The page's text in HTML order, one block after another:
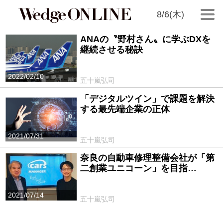
8/6(木)
2022/02/10
ANAの〝野村さん〟に学ぶDXを
継続させる秘訣
五十嵐弘司
2021/07/31
「デジタルツイン」で課題を解決
する最先端企業の正体
五十嵐弘司
2021/07/14
奈良の自動車修理整備会社が「第
二創業ユニコーン」を目指…
五十嵐弘司